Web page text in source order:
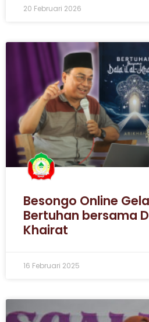
20 Februari 2026
Besongo Online
Bertuhan bersama
Khairat
16 Februari 2025